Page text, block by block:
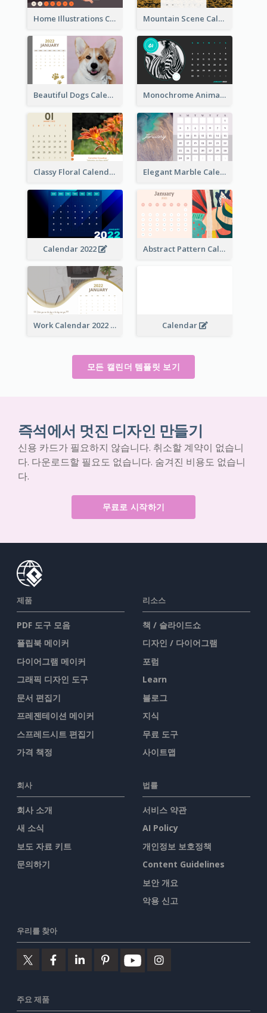
Home Illustrations Calendar Mountain Scene Calendar
Beautiful Dogs Calendar Monochrome Animals Calendar
Classy Floral Calendar Elegant Marble Calendar
Calendar 2022 Abstract Pattern Calendar 2022
Work Calendar 2022 Calendar
모든 캘린더 템플릿 보기
즉석에서 멋진 디자인 만들기
신용 카드가 필요하지 않습니다. 취소할 계약이 없습니
다. 다운로드할 필요도 없습니다. 숨겨진 비용도 없습니
다.
무료로 시작하기
제품
PDF 도구 모음
플립북 메이커
다이어그램 메이커
그래픽 디자인 도구
문서 편집기
프레젠테이션 메이커
스프레드시트 편집기
가격 책정
리소스
책 / 슬라이드쇼
디자인 / 다이어그램
포럼
Learn
블로그
지식
무료 도구
사이트맵
회사
회사 소개
새 소식
보도 자료 키트
문의하기
법률
서비스 약관
AI Policy
개인정보 보호정책
Content Guidelines
보안 개요
악용 신고
우리를 찾아
주요 제품